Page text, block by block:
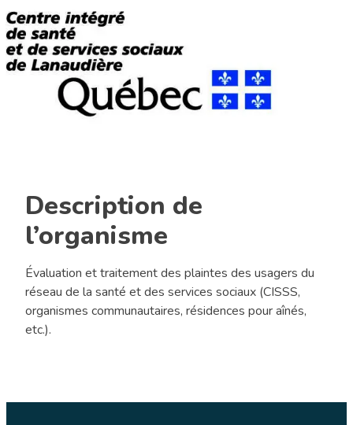
Description de
l’organisme
Évaluation et traitement des plaintes des usagers du
réseau de la santé et des services sociaux (CISSS,
organismes communautaires, résidences pour aînés,
etc.).